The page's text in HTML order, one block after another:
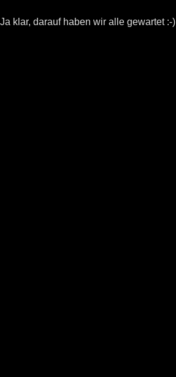
Ja klar, darauf haben wir alle gewartet :-)